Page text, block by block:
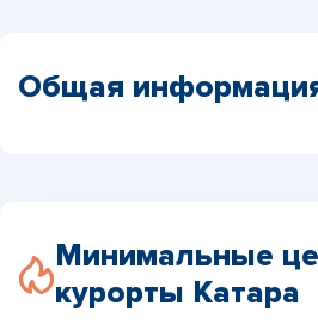
Общая
Минимальные
курорты Катара